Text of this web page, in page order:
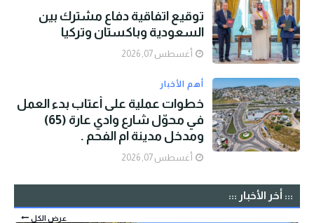
توقيع اتفاقية دفاع مشترك بين
السعودية وباكستان وتركيا
أغسطس 07, 2026
أهم الأخبار
خطوات عملية على أعتاب بدء العمل
في محوّل شارع وادي عارة (65)
ومدخل مدينة ام الفحم .
أغسطس 07, 2026
::: أخر الأخبار :::
عرض الكل